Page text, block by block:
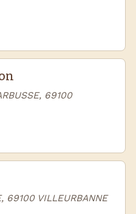
69100
69100 VILLEURBANNE